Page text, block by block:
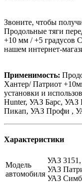
Звоните, чтобы
Продольные тяги
+10 мм / +5 градусов
нашем интернет-
Применимость:
Хантер/ Патриот
установки и
Hunter, УАЗ Барс, УАЗ
Пикап, УАЗ Профи ,
Характеристики
Модель
автомобиля
УАЗ
УАЗ
УАЗ